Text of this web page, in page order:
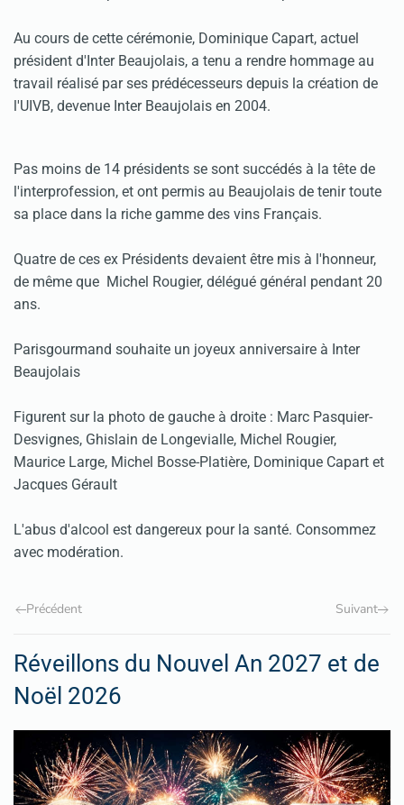
Au cours de cette cérémonie, Dominique Capart, actuel
président d'Inter Beaujolais, a tenu a rendre hommage au
travail réalisé par ses prédécesseurs depuis la création de
l'UIVB, devenue Inter Beaujolais en 2004.
Pas moins de 14 présidents se sont succédés à la tête de
l'interprofession, et ont permis au Beaujolais de tenir toute
sa place dans la riche gamme des vins Français.
Quatre de ces ex Présidents devaient être mis à l'honneur,
de même que Michel Rougier, délégué général pendant 20
ans.
Parisgourmand souhaite un joyeux anniversaire à Inter
Beaujolais
Figurent sur la photo de gauche à droite : Marc Pasquier-
Desvignes, Ghislain de Longevialle, Michel Rougier,
Maurice Large, Michel Bosse-Platière, Dominique Capart et
Jacques Gérault
L'abus d'alcool est dangereux pour la santé. Consommez
avec modération.
Précédent Suivant
Réveillons du Nouvel An 2027 et de
Noël 2026